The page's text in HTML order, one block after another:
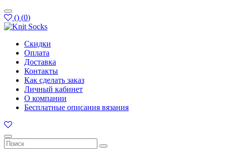
() (0)
Скидки
Оплата
Доставка
Контакты
Как сделать заказ
Личный кабинет
О компании
Бесплатные описания вязания